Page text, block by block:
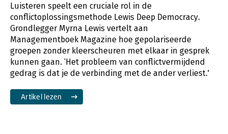
Luisteren speelt een cruciale rol in de
conflictoplossingsmethode Lewis Deep Democracy.
Grondlegger Myrna Lewis vertelt aan
Managementboek Magazine hoe gepolariseerde
groepen zonder kleerscheuren met elkaar in gesprek
kunnen gaan. ‘Het probleem van conflictvermijdend
gedrag is dat je de verbinding met de ander verliest.'
Artikel lezen